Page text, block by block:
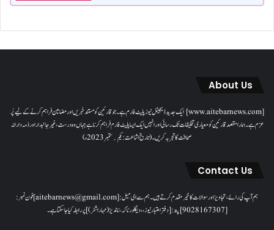
About Us
[www.aitebarnews.com] ایک جدید ڈیجیٹل نیوز پلیٹ فارم ہے۔ جو قارئین کو مستند خبریں اور مضامین فراہم کرنے کے لیے پُر
عزم ہے۔ ہمارا مقصدقارئین کو معیاری تخلیقات تک رسائی اور انہیں ایک ایسا پلیٹ فارم فراہم کرنا ہے جہاں وہ درست، غیر جانبدار اور ذمہ دارانہ
صحافت کا تجربہ کریں۔( تاریخ اشاعت : یکم؍ ستمبر 2023ء)
Contact Us
ہم آپ کی رائے، تجاویز اور سوالات کا خیرمقدم کرتے ہیں۔ ہم سےای میل: [aitebarnews@gmail.com]فون نمبر:
[9028167307]پتہ: [دفتر اعتبار نیوز، ، دیگلور ناکہ، ناندیڑ(مہاراشٹر) ] پر رابطہ کیا جاسکتا ہے۔